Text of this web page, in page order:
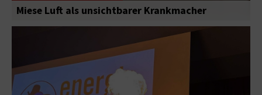
Miese Luft als unsichtbarer Krankmacher